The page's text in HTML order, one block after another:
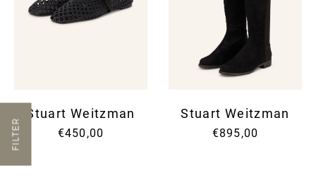
FILTER
Stuart Weitzman
€450,00
Stuart Weitzman
€895,00